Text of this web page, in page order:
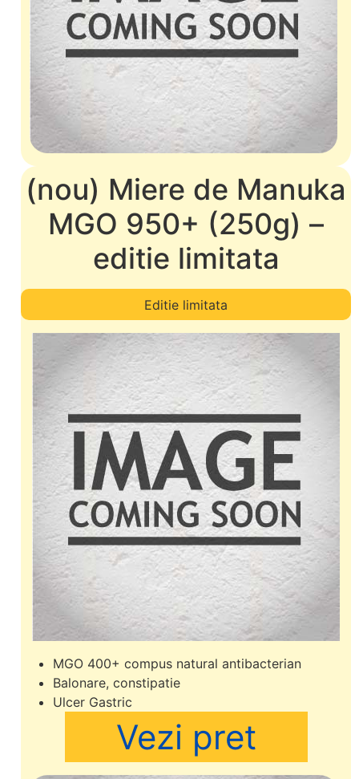
(nou) Miere de Manuka
MGO 950+ (250g) –
editie limitata
Editie limitata
MGO 400+ compus natural antibacterian
Balonare, constipatie
Ulcer Gastric
Vezi pret